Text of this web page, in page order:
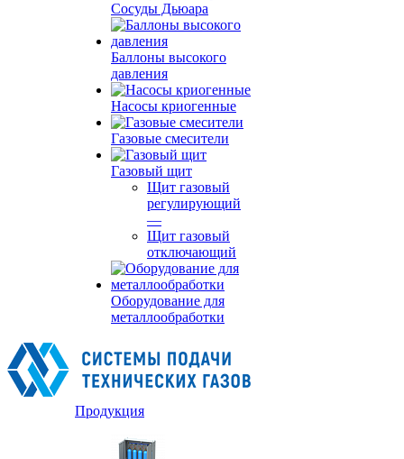
Сосуды Дьюара
Баллоны высокого
давления
Насосы криогенные
Газовые смесители
Газовый щит
Щит газовый
регулирующий
—
Щит газовый
отключающий
Оборудование для
металлообработки
Продукция